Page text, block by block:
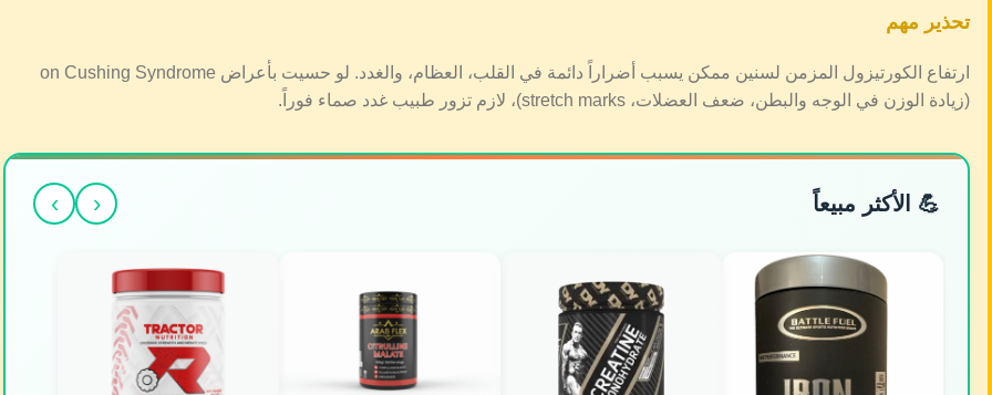
تحذير مهم
ارتفاع الكورتيزول المزمن لسنين ممكن يسبب أضراراً دائمة في القلب، العظام، والغدد. لو حسيت بأعراض on Cushing Syndrome
(زيادة الوزن في الوجه والبطن، ضعف العضلات، stretch marks)، لازم تزور طبيب غدد صماء فوراً.
💪 الأكثر مبيعاً ‹
›